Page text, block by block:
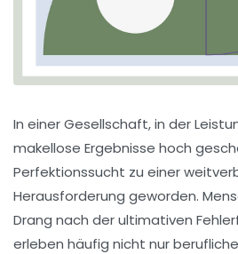
In einer Gesellschaft, in der
makellose Ergebnisse hoch
Perfektionssucht zu einer
Herausforderung geworden.
Drang nach der ultimativen
erleben häufig nicht nur